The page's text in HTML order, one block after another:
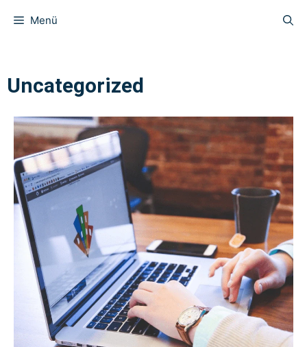
Menü
Uncategorized